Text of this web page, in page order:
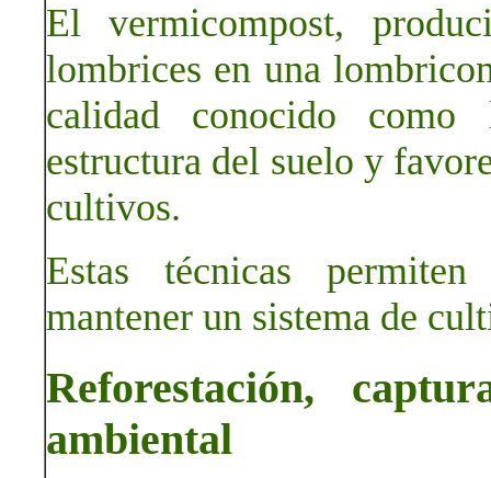
El vermicompost,
lombrices en una
calidad conocido como
estructura del suelo y
cultivos.
Estas técnicas
mantener un sistema de
Reforestación,
ambiental